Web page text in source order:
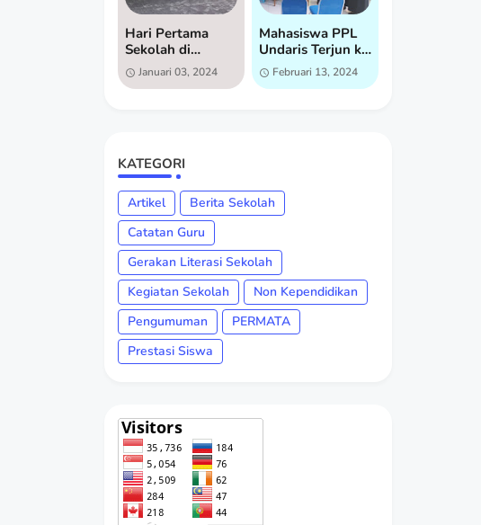
Hari Pertama
Sekolah di
Semester 2:
Semangat Baru di
Januari 03, 2024
Mahasiswa PPL
Undaris Terjun ke
SD Islam
Istiqomah untuk
Februari 13, 2024
KATEGORI
Artikel
Berita Sekolah
Catatan Guru
Gerakan Literasi Sekolah
Kegiatan Sekolah
Non Kependidikan
Pengumuman
PERMATA
Prestasi Siswa